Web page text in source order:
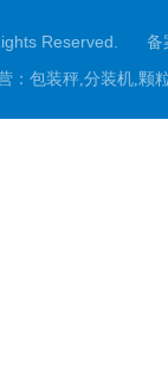
Reserved.
备
： 包装秤,分装机,颗